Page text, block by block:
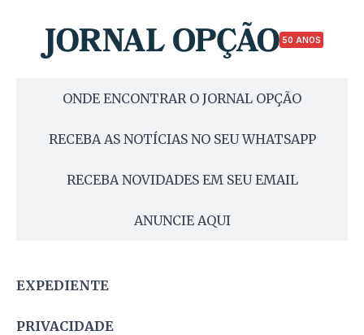
50 ANOS
ONDE ENCONTRAR O JORNAL OPÇÃO
RECEBA AS NOTÍCIAS NO SEU WHATSAPP
RECEBA NOVIDADES EM SEU EMAIL
ANUNCIE AQUI
EXPEDIENTE
PRIVACIDADE